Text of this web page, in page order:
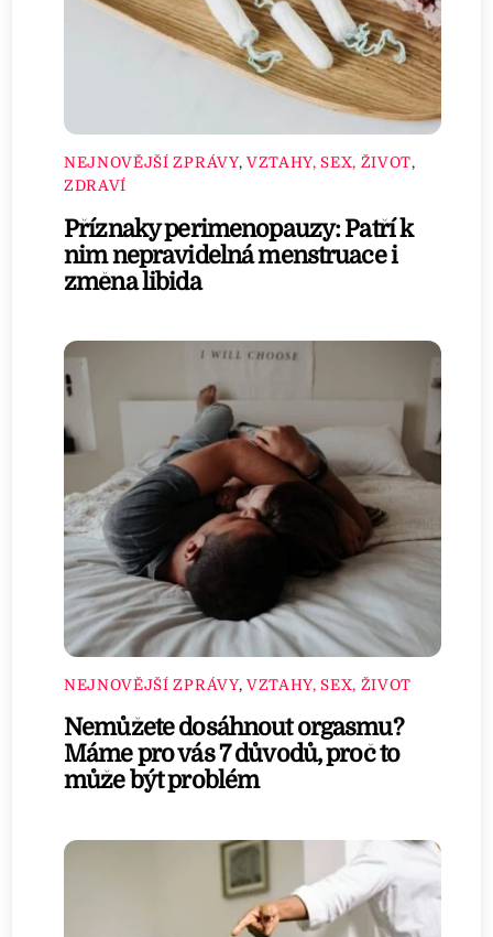
NEJNOVĚJŠÍ ZPRÁVY, VZTAHY, SEX, ŽIVOT,
ZDRAVÍ
Příznaky perimenopauzy: Patří k
nim nepravidelná menstruace i
změna libida
NEJNOVĚJŠÍ ZPRÁVY, VZTAHY, SEX, ŽIVOT
Nemůžete dosáhnout orgasmu?
Máme pro vás 7 důvodů, proč to
může být problém